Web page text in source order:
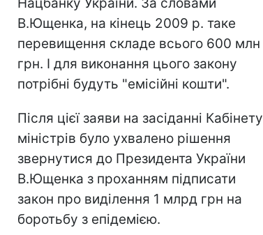
В.Ющенка, на кінець 2009 р. таке
перевищення складе всього 600 млн
грн. І для виконання цього закону
потрібні будуть "емісійні кошти".
Після цієї заяви на засіданні Кабінету
міністрів було ухвалено рішення
звернутися до Президента України
В.Ющенка з проханням підписати
закон про виділення 1 млрд грн на
боротьбу з епідемією.